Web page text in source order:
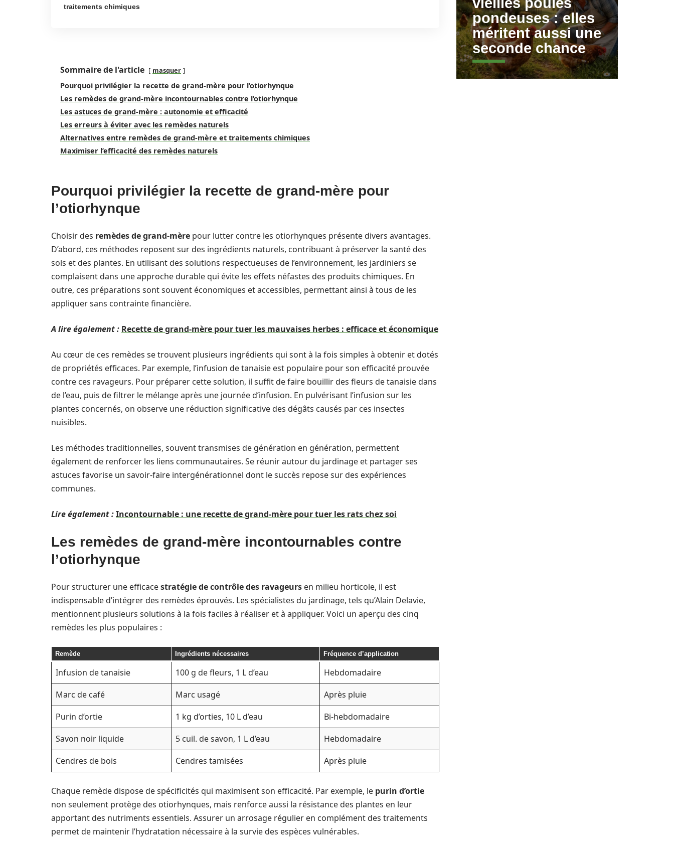
traitements chimiques
Sommaire de l'article masquer
Pourquoi privilégier la recette de grand-mère pour l’otiorhynque
Les remèdes de grand-mère incontournables contre l’otiorhynque
Les astuces de grand-mère : autonomie et efficacité
Les erreurs à éviter avec les remèdes naturels
Alternatives entre remèdes de grand-mère et traitements chimiques
Maximiser l’efficacité des remèdes naturels
Pourquoi privilégier la recette de grand-mère pour
l’otiorhynque
Choisir des remèdes de grand-mère pour lutter contre les otiorhynques présente divers avantages.
D’abord, ces méthodes reposent sur des ingrédients naturels, contribuant à préserver la santé des
sols et des plantes. En utilisant des solutions respectueuses de l’environnement, les jardiniers se
complaisent dans une approche durable qui évite les effets néfastes des produits chimiques. En
outre, ces préparations sont souvent économiques et accessibles, permettant ainsi à tous de les
appliquer sans contrainte financière.
A lire également : Recette de grand-mère pour tuer les mauvaises herbes : efficace et économique
Au cœur de ces remèdes se trouvent plusieurs ingrédients qui sont à la fois simples à obtenir et dotés
de propriétés efficaces. Par exemple, l’infusion de tanaisie est populaire pour son efficacité prouvée
contre ces ravageurs. Pour préparer cette solution, il suffit de faire bouillir des fleurs de tanaisie dans
de l’eau, puis de filtrer le mélange après une journée d’infusion. En pulvérisant l’infusion sur les
plantes concernés, on observe une réduction significative des dégâts causés par ces insectes
nuisibles.
Les méthodes traditionnelles, souvent transmises de génération en génération, permettent
également de renforcer les liens communautaires. Se réunir autour du jardinage et partager ses
astuces favorise un savoir-faire intergénérationnel dont le succès repose sur des expériences
communes.
Lire également :Incontournable : une recette de grand-mère pour tuer les rats chez soi
Les remèdes de grand-mère incontournables contre
l’otiorhynque
Pour structurer une efficacestratégie de contrôle des ravageurs en milieu horticole, il est
indispensable d’intégrer des remèdes éprouvés. Les spécialistes du jardinage, tels qu’Alain Delavie,
mentionnent plusieurs solutions à la fois faciles à réaliser et à appliquer. Voici un aperçu des cinq
remèdes les plus populaires :
Remède Ingrédients nécessaires Fréquence d’application
Infusion de tanaisie 100 g de fleurs, 1 L d’eau
Hebdomadaire
Marc de café
Marc usagé
Après pluie
Purin d’ortie
1 kg d’orties, 10 L d’eau
Bi-hebdomadaire
Savon noir liquide
5 cuil. de savon, 1 L d’eau
Hebdomadaire
Cendres de bois
Cendres tamisées Après pluie
Chaque remède dispose de spécificités qui maximisent son efficacité. Par exemple, le purin d’ortie
non seulement protège des otiorhynques, mais renforce aussi la résistance des plantes en leur
apportant des nutriments essentiels. Assurer un arrosage régulier en complément des traitements
permet de maintenir l’hydratation nécessaire à la survie des espèces vulnérables.
pondeuses : elles
méritent aussi une
seconde chance